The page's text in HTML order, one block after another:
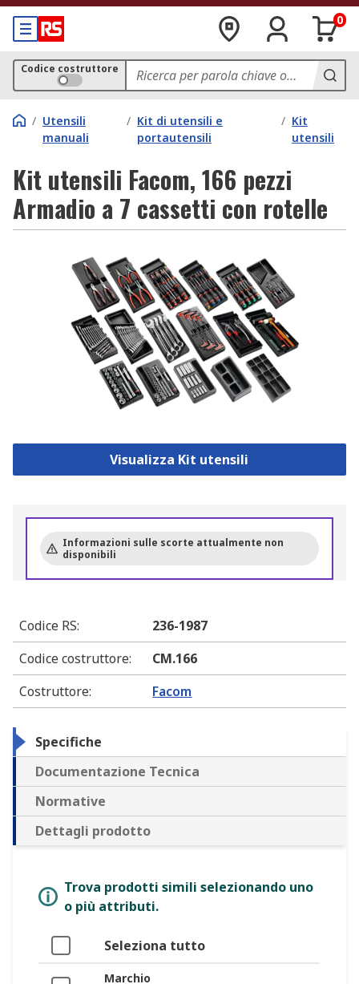
0
Codice costruttore
/ Utensili
manuali
/ Kit di utensili e
portautensili
/ Kit
utensili
Kit utensili Facom, 166 pezzi
Armadio a 7 cassetti con rotelle
Visualizza Kit utensili
Informazioni sulle scorte attualmente non
disponibili
Codice RS:
236-1987
Codice costruttore:
CM.166
Costruttore: Facom
Specifiche
Documentazione Tecnica
Normative
Dettagli prodotto
Trova prodotti simili selezionando uno
o più attributi.
Seleziona tutto
Marchio